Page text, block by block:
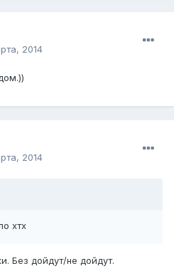
2014
2014
хтх
Без дойдут/не дойдут.